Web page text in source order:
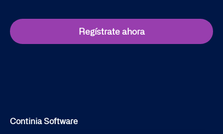
Regístrate ahora
Continia Software